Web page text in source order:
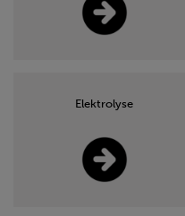
Elektrolyse